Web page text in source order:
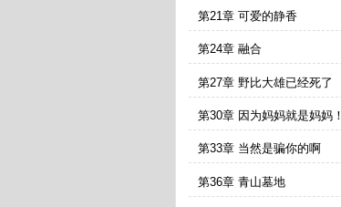
第21章 可爱的静香
第24章 融合
第27章 野比大雄已经死了
第30章 因为妈妈就是妈妈！
第33章 当然是骗你的啊
第36章 青山墓地